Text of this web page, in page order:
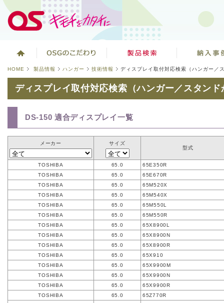
HOME 製品情報 ハンガー 技術情報 ディスプレイ取付対応検索（ハンガー／
ディスプレイ取付対応検索（ハンガー／スタン
DS-150 適合ディスプレイ一覧
メーカー
サイズ
型式
TOSHIBA 65.0
65E350R
TOSHIBA
65.0
65E670R
TOSHIBA
65.0
65M520X
TOSHIBA
65.0
65M540X
TOSHIBA
65.0
65M550L
TOSHIBA
65.0
65M550R
TOSHIBA
65.0
65X8900L
TOSHIBA
65.0
65X8900N
TOSHIBA
65.0
65X8900R
TOSHIBA
65.0
65X910
TOSHIBA
65.0
65X9900M
TOSHIBA
65.0
65X9900N
TOSHIBA
65.0
65X9900R
TOSHIBA
65.0
65Z770R